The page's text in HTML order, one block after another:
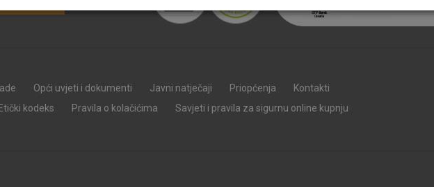
Opći uvjeti i dokumenti Javni natječaji Priopćenja
Kontakti
Etički kodeks Pravila o kolačićima
Savjeti i pravila za sigurnu online kupnju
Nužni
kolačići
isključiti u našim sustavima. Uobičajeno se postavljaju kao odgovor na vaše